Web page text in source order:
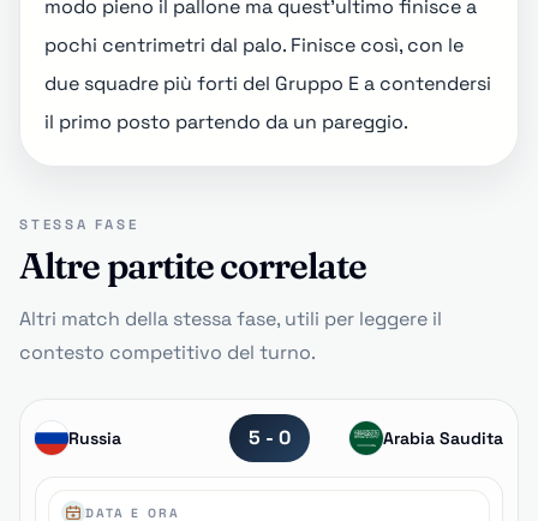
modo pieno il pallone ma quest'ultimo finisce a
pochi centrimetri dal palo. Finisce così, con le
due squadre più forti del Gruppo Ea contendersi
il primo posto partendo da un pareggio.
STESSA FASE
Altre partite correlate
Altri match della stessa fase, utili per leggere il
contesto competitivo del turno.
Russia 5 - 0 Arabia Saudita
DATA E ORA